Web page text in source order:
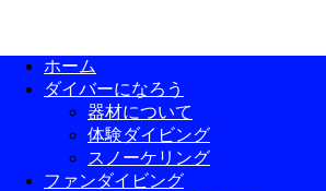
ホーム
ダイバーになろう
器材について
体験ダイビング
スノーケリング
ファンダイビング